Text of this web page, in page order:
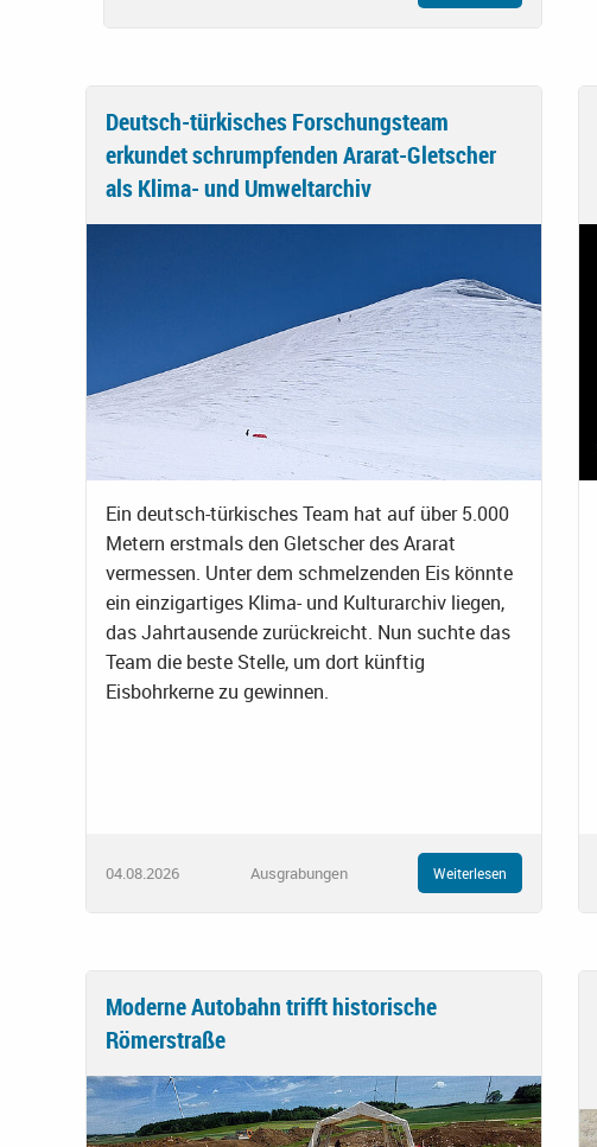
Deutsch-türkisches Forschungsteam
erkundet schrumpfenden Ararat-Gletscher
als Klima- und Umweltarchiv
Ein deutsch-türkisches Team hat auf über 5.000
Metern erstmals den Gletscher des Ararat
vermessen. Unter dem schmelzenden Eis könnte
ein einzigartiges Klima- und Kulturarchiv liegen,
das Jahrtausende zurückreicht. Nun suchte das
Team die beste Stelle, um dort künftig
Eisbohrkerne zu gewinnen.
04.08.2026 Ausgrabungen Weiterlesen
Moderne Autobahn trifft historische
Römerstraße